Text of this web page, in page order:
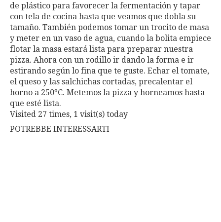
de plástico para favorecer la fermentación y tapar
con tela de cocina hasta que veamos que dobla su
tamaño. También podemos tomar un trocito de masa
y meter en un vaso de agua, cuando la bolita empiece
flotar la masa estará lista para preparar nuestra
pizza. Ahora con un rodillo ir dando la forma e ir
estirando según lo fina que te guste. Echar el tomate,
el queso y las salchichas cortadas, precalentar el
horno a 250ºC. Metemos la pizza y horneamos hasta
que esté lista.
Visited 27 times, 1 visit(s) today
POTREBBE INTERESSARTI